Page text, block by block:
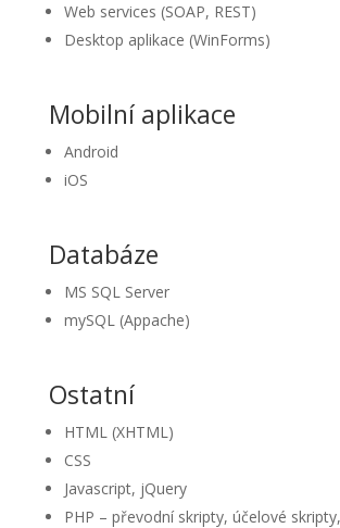
Web services (SOAP, REST)
Desktop aplikace (WinForms)
Mobilní aplikace
Android
iOS
Databáze
MS SQL Server
mySQL (Appache)
Ostatní
HTML (XHTML)
CSS
Javascript, jQuery
PHP – převodní skripty, účelové